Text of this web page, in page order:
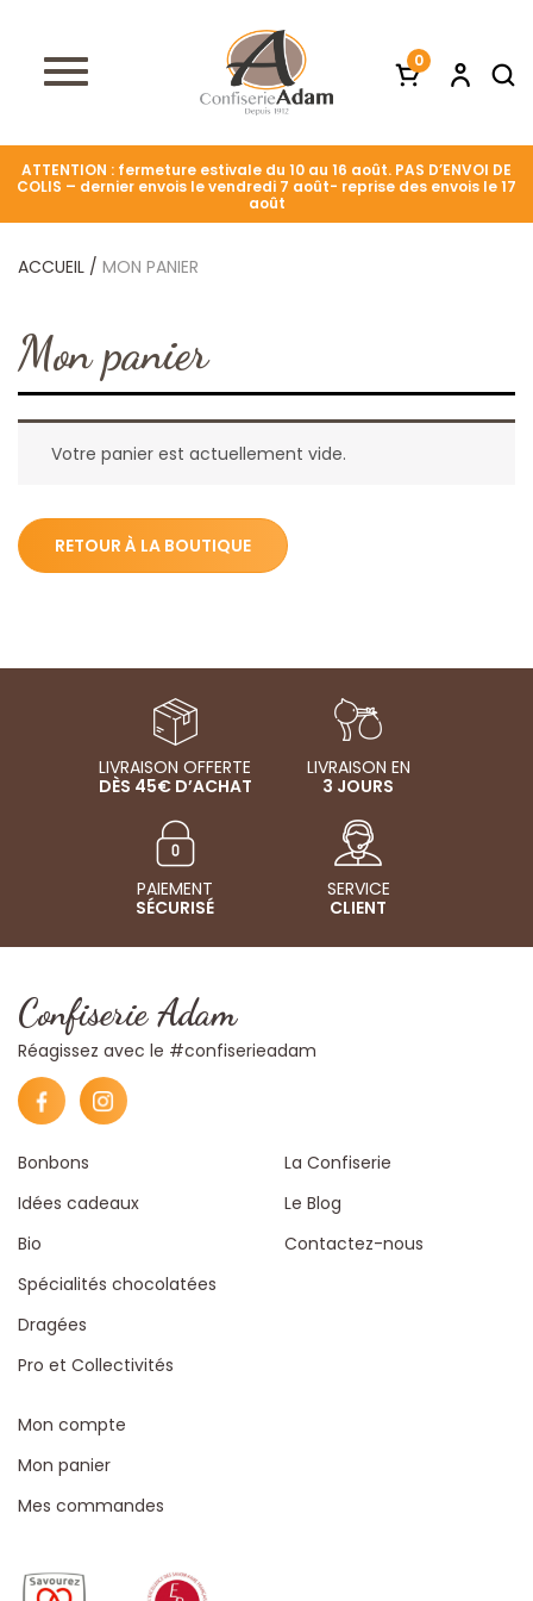
0
ATTENTION : fermeture estivale du 10 au 16 août. PAS D’ENVOI DE
COLIS – dernier envois le vendredi 7 août- reprise des envois le 17
août
ACCUEIL / MON PANIER
Mon panier
Votre panier est actuellement vide.
RETOUR À LA BOUTIQUE
LIVRAISON OFFERTE
DÈS 45€ D’ACHAT
LIVRAISON EN
3 JOURS
PAIEMENT
SÉCURISÉ
SERVICE
CLIENT
Confiserie Adam
Réagissez avec le #confiserieadam
Bonbons
Idées cadeaux
Bio
Spécialités chocolatées
Dragées
Pro et Collectivités
La Confiserie
Le Blog
Contactez-nous
Mon compte
Mon panier
Mes commandes